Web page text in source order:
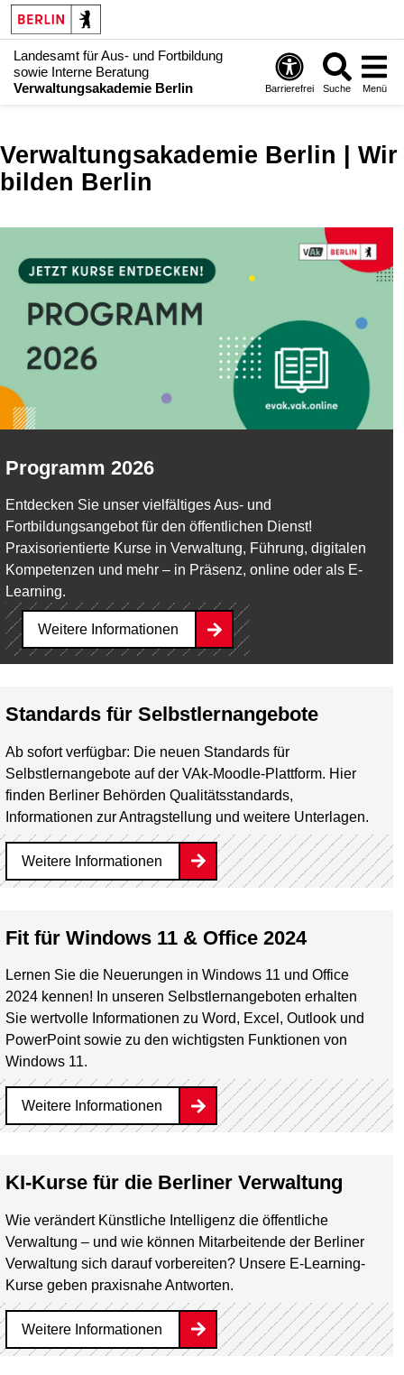
Landesamt für Aus- und Fortbildung
sowie Interne Beratung
Verwaltungsakademie Berlin
Barrierefrei Suche Menü
Verwaltungsakademie Berlin | Wir
bilden Berlin
Programm 2026
Entdecken Sie unser vielfältiges Aus- und
Fortbildungsangebot für den öffentlichen Dienst!
Praxisorientierte Kurse in Verwaltung, Führung, digitalen
Kompetenzen und mehr – in Präsenz, online oder als E-
Learning.
Weitere Informationen
Standards für Selbstlernangebote
Ab sofort verfügbar: Die neuen Standards für
Selbstlernangebote auf der VAk-Moodle-Plattform. Hier
finden Berliner Behörden Qualitätsstandards,
Informationen zur Antragstellung und weitere Unterlagen.
Weitere Informationen
Fit für Windows 11 & Office 2024
Lernen Sie die Neuerungen in Windows 11 und Office
2024 kennen! In unseren Selbstlernangeboten erhalten
Sie wertvolle Informationen zu Word, Excel, Outlook und
PowerPoint sowie zu den wichtigsten Funktionen von
Windows 11.
Weitere Informationen
KI-Kurse für die Berliner Verwaltung
Wie verändert Künstliche Intelligenz die öffentliche
Verwaltung – und wie können Mitarbeitende der Berliner
Verwaltung sich darauf vorbereiten? Unsere E-Learning-
Kurse geben praxisnahe Antworten.
Weitere Informationen